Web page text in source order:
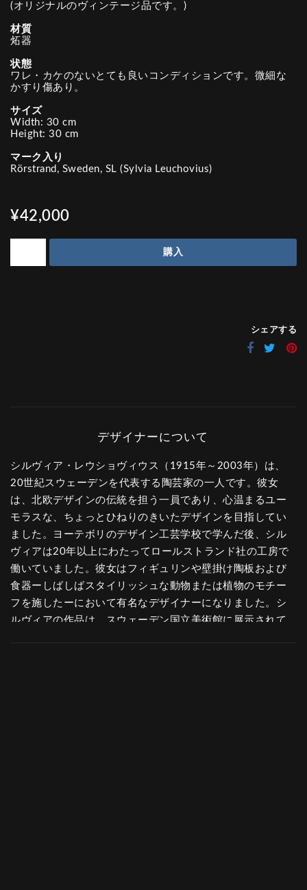
(オリジナルのヴィンテージ品です。)
材質
炻器
状態
ワレ・カケのないとても良いコンディションです。微細な
かすり傷あり。
サイズ
Width: 30 cm
Height: 30 cm
マーク入り
Rörstrand, Sweden, SL (Sylvia Leuchovius)
¥42,000
購入
シェアする
シルヴィア・レウショヴィウス（1915年～2003年）は、
20世紀スウェーデンを代表する陶芸家の一人です。彼女
は、北欧デザインの伝統を担う一員であり、心温まるユー
モラスな、ちょっとひねりのきいたデザインを目指してい
ました。ヨーテボリのデザイン工芸学校で学んだ後、シル
ヴィアは20年以上にわたってロールストランド社の工房で
働いていました。彼女はフィギュリンや壁掛け陶板および
食器ーしばしばスタイリッシュな動物または植物のモチー
フを施したーにおいて有名なデザイナーになりました。シ
ルヴィアの作品は、スウェーデン国立美術館に展示されて